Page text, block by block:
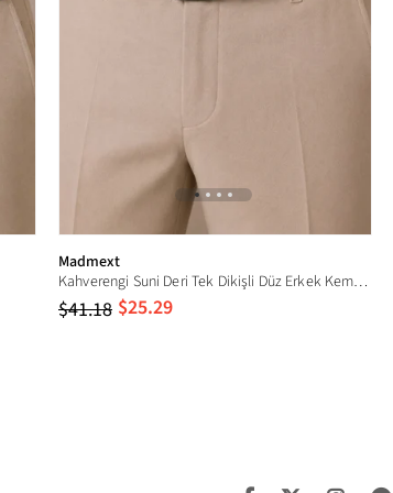
Madmext
Kahverengi Suni Deri Tek Dikişli Düz Erkek Kemer 7222
$25.29
$41.18